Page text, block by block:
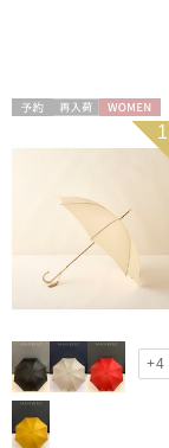
WOMEN 1
+4